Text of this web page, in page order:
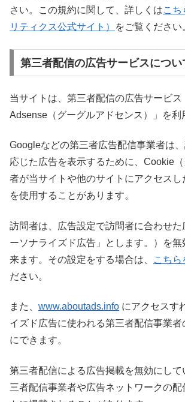
さい。この規約に関して、詳しくはこち
リティクス公式サイト）
をご覧ください
第三者配信の広告サービスについ
当サイトは、第三者配信の広告サービス
Adsense（グーグルアドセンス）」を利
Googleなどの第三者広告配信事業者は
応じた広告を表示するために、Cookie
者が当サイトや他のサイトにアクセスし
を使用することがあります。
訪問者は、広告設定で訪問者に合わせ
ーソナライズド広告」とします。）を無
来ます。その設定をする場合は、
こちら
ださい。
また、 www.aboutads.info にアクセスす
イズド広告に使われる第三者配信事業
にできます。
第三者配信による広告掲載を無効にし
三者配信事業者や広告ネットワークの配